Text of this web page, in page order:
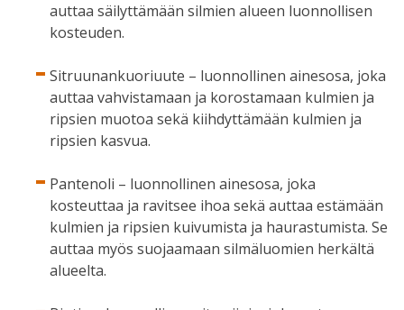
auttaa säilyttämään silmien alueen luonnollisen
kosteuden.
Sitruunankuoriuute – luonnollinen ainesosa, joka
auttaa vahvistamaan ja korostamaan kulmien ja
ripsien muotoa sekä kiihdyttämään kulmien ja
ripsien kasvua.
Pantenoli – luonnollinen ainesosa, joka
kosteuttaa ja ravitsee ihoa sekä auttaa estämään
kulmien ja ripsien kuivumista ja haurastumista. Se
auttaa myös suojaamaan silmäluomien herkältä
alueelta.